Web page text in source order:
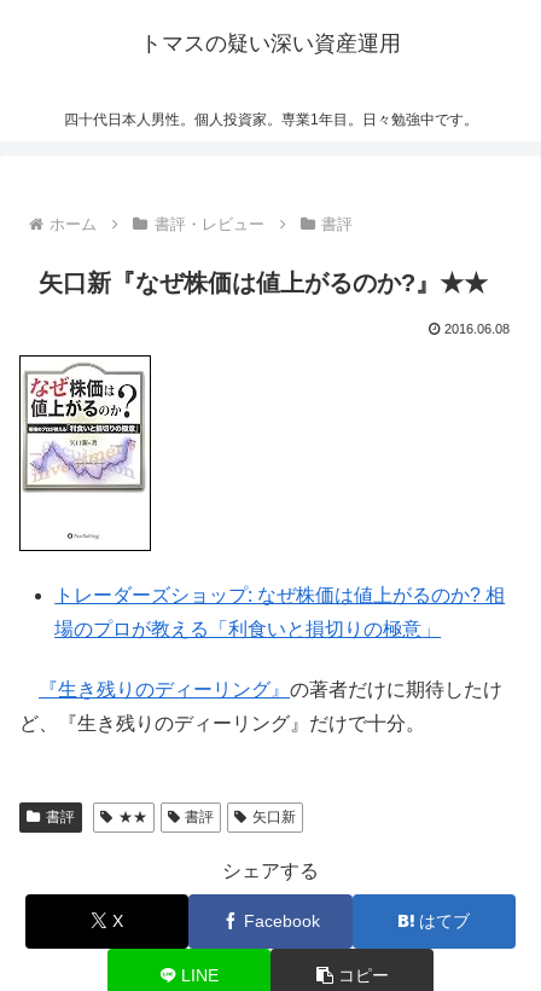
トマスの疑い深い資産運用
四十代日本人男性。個人投資家。専業1年目。日々勉強中です。
ホーム 書評・レビュー 書評
矢口新『なぜ株価は値上がるのか?』★★
2016.06.08
トレーダーズショップ: なぜ株価は値上がるのか? 相
場のプロが教える「利食いと損切りの極意」
『生き残りのディーリング』 の著者だけに期待したけ
ど、『生き残りのディーリング』だけで十分。
書評 ★★ 書評 矢口新
シェアする
X Facebook はてブ
LINE コピー